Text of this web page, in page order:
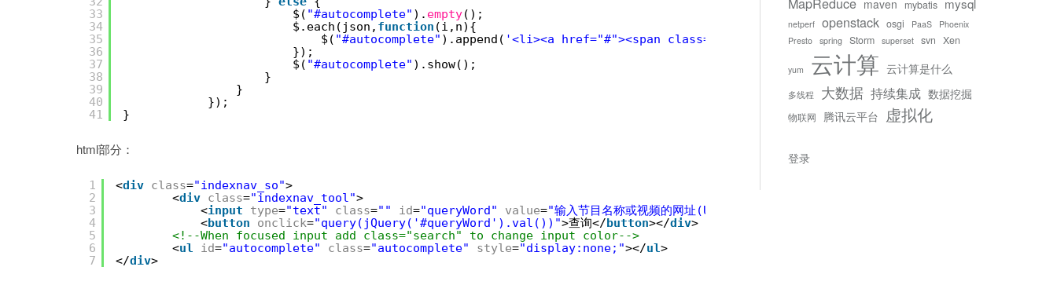
33
34
35
36
37
38
39
40
41
$( "#autocomplete" ). empty();
$.each(json, function (i,n){
$( "#autocomplete" ).append( '<li><a href="#"><span class="title">' +json[i].keyword+'</span><span
});
$( "#autocomplete" ).show();
}
}
});
}
html部分：
1
2
3
4
5
6
7
<div class="indexnav_so">
<div class="indexnav_tool">
<input type="text" class="" id="queryWord" value="输入节目名称或视频的网址(URL)"
<button onclick="query(jQuery('#queryWord').val())">查询</button></div>
<!--When focused input add class="search" to change input color-->
<ul id="autocomplete" class="autocomplete" style="display:none;"></ul>
</div>
maven mybatis mysql
netperf openstack osgi PaaS
Phoenix
Presto spring Storm superset svn Xen
yum 云计算 云计算是什么
多线程 大数据 持续集成 数据挖掘
物联网 腾讯云平台 虚拟化
登录